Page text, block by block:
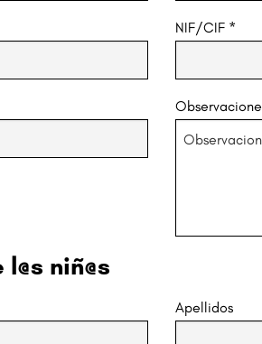
NIF/CIF *
niñ@s
Apellidos